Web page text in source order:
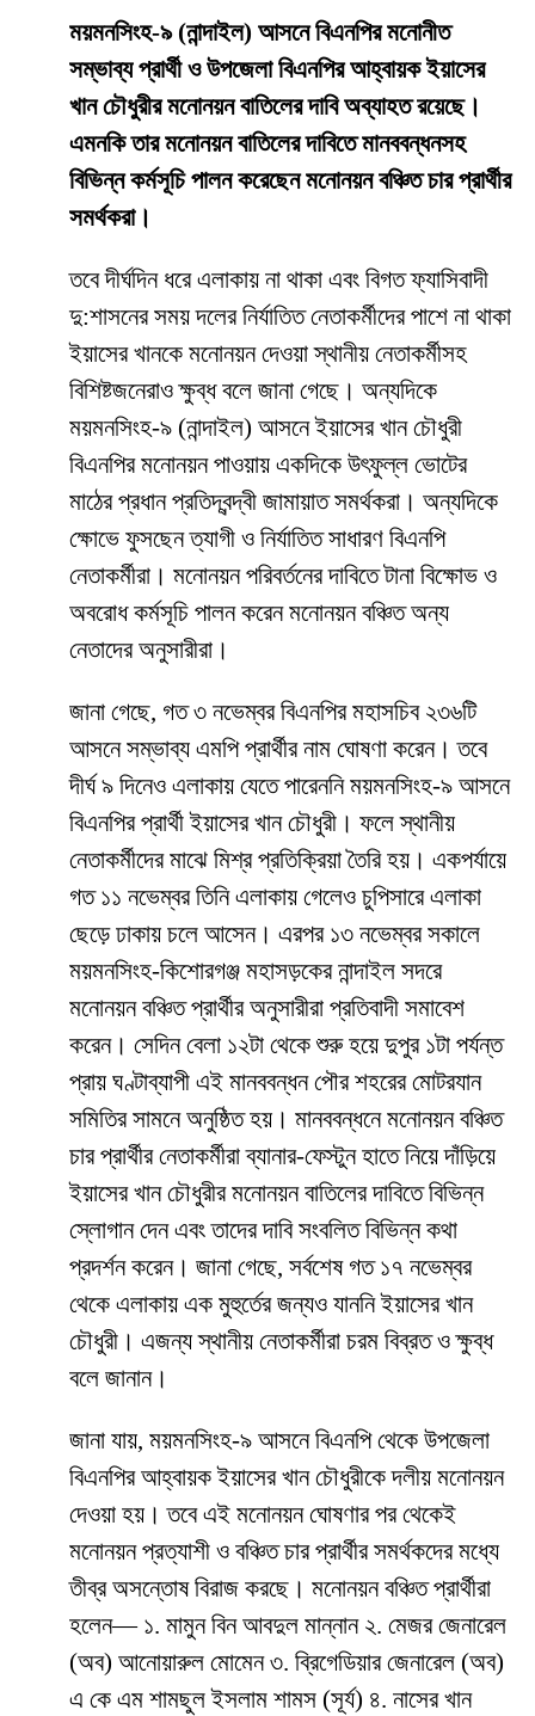
ময়মনসিংহ-৯ (নান্দাইল) আসনে বিএনপির মনোনীত
সম্ভাব্য প্রার্থী ও উপজেলা বিএনপির আহ্বায়ক ইয়াসের
খান চৌধুরীর মনোনয়ন বাতিলের দাবি অব্যাহত রয়েছে।
এমনকি তার মনোনয়ন বাতিলের দাবিতে মানববন্ধনসহ
বিভিন্ন কর্মসূচি পালন করেছেন মনোনয়ন বঞ্চিত চার প্রার্থীর
সমর্থকরা।
তবে দীর্ঘদিন ধরে এলাকায় না থাকা এবং বিগত ফ্যাসিবাদী
দু:শাসনের সময় দলের নির্যাতিত নেতাকর্মীদের পাশে না থাকা
ইয়াসের খানকে মনোনয়ন দেওয়া স্থানীয় নেতাকর্মীসহ
বিশিষ্টজনেরাও ক্ষুব্ধ বলে জানা গেছে। অন্যদিকে
ময়মনসিংহ-৯ (নান্দাইল) আসনে ইয়াসের খান চৌধুরী
বিএনপির মনোনয়ন পাওয়ায় একদিকে উৎফুল্ল ভোটের
মাঠের প্রধান প্রতিদ্বন্দ্বী জামায়াত সমর্থকরা। অন্যদিকে
ক্ষোভে ফুসছেন ত্যাগী ও নির্যাতিত সাধারণ বিএনপি
নেতাকর্মীরা। মনোনয়ন পরিবর্তনের দাবিতে টানা বিক্ষোভ ও
অবরোধ কর্মসূচি পালন করেন মনোনয়ন বঞ্চিত অন্য
নেতাদের অনুসারীরা।
জানা গেছে, গত ৩ নভেম্বর বিএনপির মহাসচিব ২৩৬টি
আসনে সম্ভাব্য এমপি প্রার্থীর নাম ঘোষণা করেন। তবে
দীর্ঘ ৯ দিনেও এলাকায় যেতে পারেননি ময়মনসিংহ-৯ আসনে
বিএনপির প্রার্থী ইয়াসের খান চৌধুরী। ফলে স্থানীয়
নেতাকর্মীদের মাঝে মিশ্র প্রতিক্রিয়া তৈরি হয়। একপর্যায়ে
গত ১১ নভেম্বর তিনি এলাকায় গেলেও চুপিসারে এলাকা
ছেড়ে ঢাকায় চলে আসেন। এরপর ১৩ নভেম্বর সকালে
ময়মনসিংহ-কিশোরগঞ্জ মহাসড়কের নান্দাইল সদরে
মনোনয়ন বঞ্চিত প্রার্থীর অনুসারীরা প্রতিবাদী সমাবেশ
করেন। সেদিন বেলা ১২টা থেকে শুরু হয়ে দুপুর ১টা পর্যন্ত
প্রায় ঘণ্টাব্যাপী এই মানববন্ধন পৌর শহরের মোটরযান
সমিতির সামনে অনুষ্ঠিত হয়। মানববন্ধনে মনোনয়ন বঞ্চিত
চার প্রার্থীর নেতাকর্মীরা ব্যানার-ফেস্টুন হাতে নিয়ে দাঁড়িয়ে
ইয়াসের খান চৌধুরীর মনোনয়ন বাতিলের দাবিতে বিভিন্ন
স্লোগান দেন এবং তাদের দাবি সংবলিত বিভিন্ন কথা
প্রদর্শন করেন। জানা গেছে, সর্বশেষ গত ১৭ নভেম্বর
থেকে এলাকায় এক মুহুর্তের জন্যও যাননি ইয়াসের খান
চৌধুরী। এজন্য স্থানীয় নেতাকর্মীরা চরম বিব্রত ও ক্ষুব্ধ
বলে জানান।
জানা যায়, ময়মনসিংহ-৯ আসনে বিএনপি থেকে উপজেলা
বিএনপির আহ্বায়ক ইয়াসের খান চৌধুরীকে দলীয় মনোনয়ন
দেওয়া হয়। তবে এই মনোনয়ন ঘোষণার পর থেকেই
মনোনয়ন প্রত্যাশী ও বঞ্চিত চার প্রার্থীর সমর্থকদের মধ্যে
তীব্র অসন্তোষ বিরাজ করছে। মনোনয়ন বঞ্চিত প্রার্থীরা
হলেন— ১. মামুন বিন আবদুল মান্নান ২. মেজর জেনারেল
(অব) আনোয়ারুল মোমেন ৩. ব্রিগেডিয়ার জেনারেল (অব)
এ কে এম শামছুল ইসলাম শামস (সূর্য) ৪. নাসের খান